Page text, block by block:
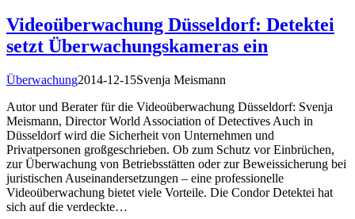
Videoüberwachung Düsseldorf: Detektei
setzt Überwachungskameras ein
Überwachung2014-12-15Svenja Meismann
Autor und Berater für die Videoüberwachung Düsseldorf: Svenja
Meismann, Director World Association of Detectives Auch in
Düsseldorf wird die Sicherheit von Unternehmen und
Privatpersonen großgeschrieben. Ob zum Schutz vor Einbrüchen,
zur Überwachung von Betriebsstätten oder zur Beweissicherung bei
juristischen Auseinandersetzungen – eine professionelle
Videoüberwachung bietet viele Vorteile. Die Condor Detektei hat
sich auf die verdeckte…